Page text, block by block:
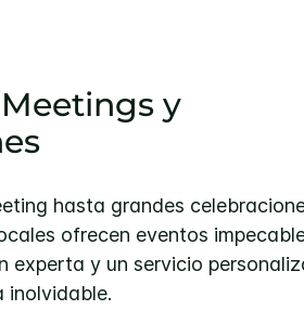
y
hasta grandes
ofrecen eventos
experta y un servicio
inolvidable.